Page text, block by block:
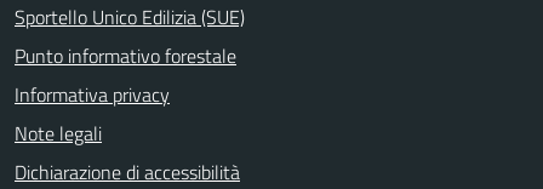
Sportello Unico Edilizia (SUE)
Punto informativo forestale
Informativa privacy
Note legali
Dichiarazione di accessibilità